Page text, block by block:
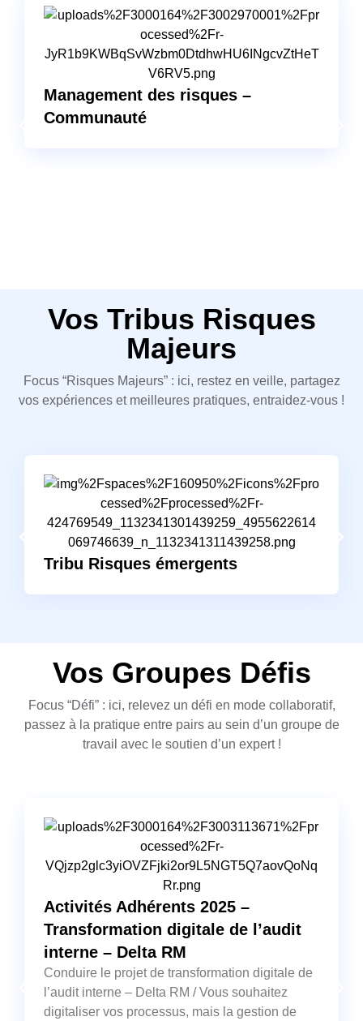
Management des risques –
Communauté
Vos Tribus Risques
Majeurs
Focus “Risques Majeurs” : ici, restez en veille, partagez
vos expériences et meilleures pratiques, entraidez-vous !
Tribu Risques émergents
Vos Groupes Défis
Focus “Défi” : ici, relevez un défi en mode collaboratif,
passez à la pratique entre pairs au sein d’un groupe de
travail avec le soutien d’un expert !
Activités Adhérents 2025 –
Transformation digitale de l’audit
interne – Delta RM
Conduire le projet de transformation digitale de
l’audit interne – Delta RM / Vous souhaitez
digitaliser vos processus, mais la gestion de